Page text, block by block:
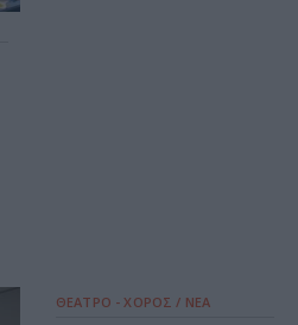
ΘΕΑΤΡΟ - ΧΟΡΟΣ / ΝΕΑ